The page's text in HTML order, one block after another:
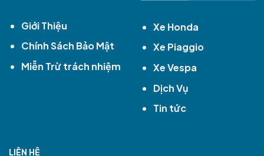
Giới Thiệu
Chính Sách Bảo Mật
Miễn Trừ trách nhiệm
Xe Honda
Xe Piaggio
Xe Vespa
Dịch Vụ
Tin tức
LIÊN HỆ